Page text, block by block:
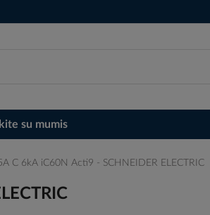
su mumis
C 6kA iC60N Acti9 - SCHNEIDER ELECTRIC